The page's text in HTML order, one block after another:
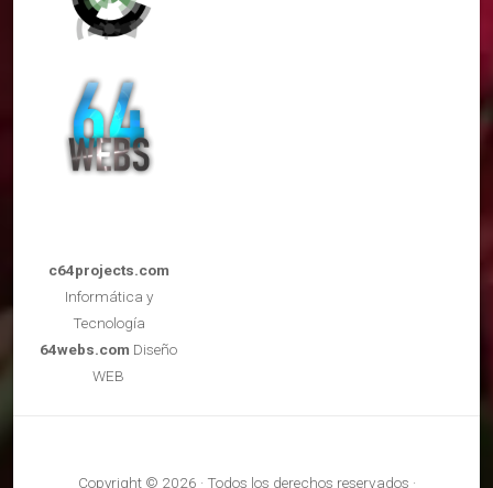
c64projects.com
Informática y
Tecnología
64webs.com Diseño
WEB
Copyright © 2026 · Todos los derechos reservados ·